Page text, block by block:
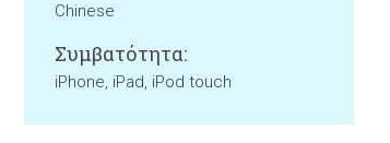
Chinese
Συμβατότητα:
iPhone, iPad, iPod touch